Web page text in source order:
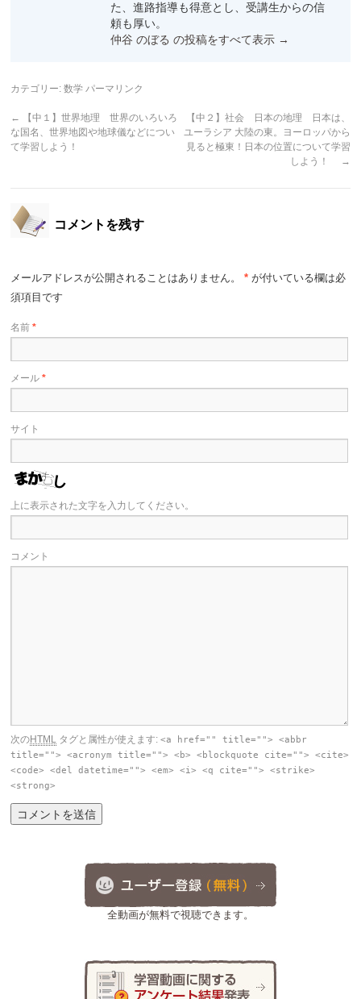
た、進路指導も得意とし、受講生からの信
頼も厚い。
仲谷 のぼる の投稿をすべて表示 →
カテゴリー:数学 パーマリンク
←
【中１】世界地理 世界のいろいろ
な国名、世界地図や地球儀などについ
て学習しよう！
【中２】社会 日本の地理 日本は、
ユーラシア 大陸の東。ヨーロッパから
見ると極東！日本の位置について学習
しよう！
→
コメントを残す
メールアドレスが公開されることはありません。 * が付いている欄は必
須項目です
名前*
メール*
サイト
上に表示された文字を入力してください。
コメント
次のHTML タグと属性が使えます:<a href="" title=""> <abbr
title=""> <acronym title=""> <b> <blockquote cite=""> <cite>
<code> <del datetime=""> <em> <i> <q cite=""> <strike>
<strong>
全動画が無料で視聴できます。